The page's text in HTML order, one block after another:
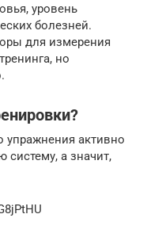
уровень
болезней.
для измерения
но
упражнения активно
систему, а значит,